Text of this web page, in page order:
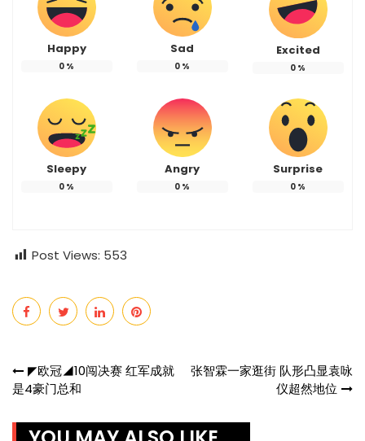
Happy
0 %
Sad
0 %
Excited
0 %
Sleepy
0 %
Angry
0 %
Surprise
0 %
Post Views: 553
Post
◤欧冠◢10闯决赛 红军成就
是4豪门总和
张智霖一家逛街 队形凸显袁咏
仪超然地位